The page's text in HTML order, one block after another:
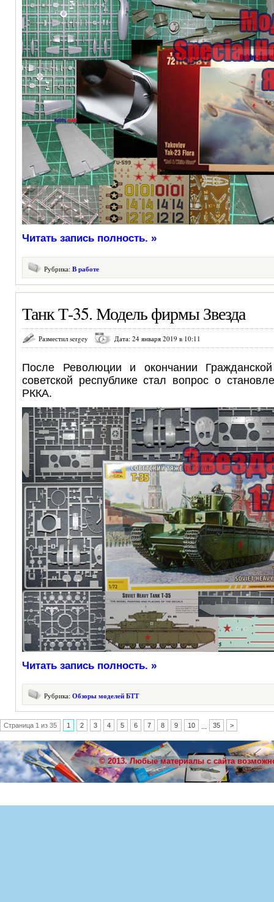
Читать запись полность. »
Рубрика: В работе
Танк Т-35. Модель фирмы Звезда
Разместил sergey Дата: 24 января 2019 в 10:11
После Революции и окончании
советской республике стал вопрос о
РККА.
Читать запись полность. »
Рубрика: Обзоры моделей БТТ
Страница 1 из 35 1 2 3 4 5 6 7 8 9 10 35 >
© 2013. Любые материалы с сайта